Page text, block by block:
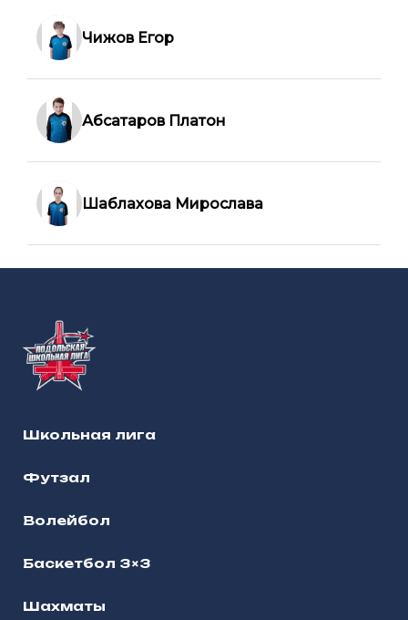
Чижов Егор
Абсатаров Платон
Шаблахова Мирослава
Школьная лига
Футзал
Волейбол
Баскетбол 3×3
Шахматы